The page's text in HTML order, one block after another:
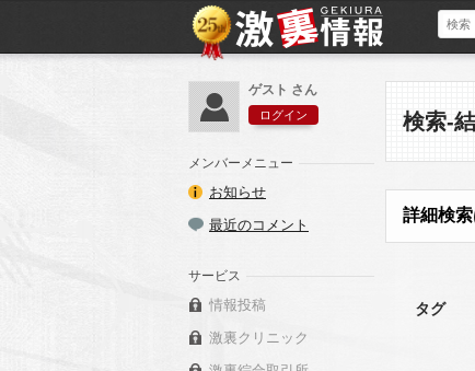
検索-
詳細検
タグ
ゲスト さん
ログイン
メンバーメニュー
お知らせ
最近のコメント
サービス
情報投稿
激裏クリニック